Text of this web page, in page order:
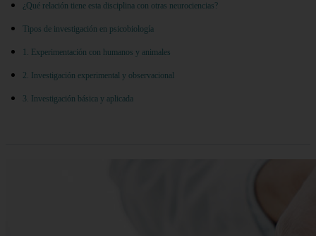
¿Qué relación tiene esta disciplina con otras neurociencias?
Tipos de investigación en psicobiología
1. Experimentación con humanos y animales
2. Investigación experimental y observacional
3. Investigación básica y aplicada